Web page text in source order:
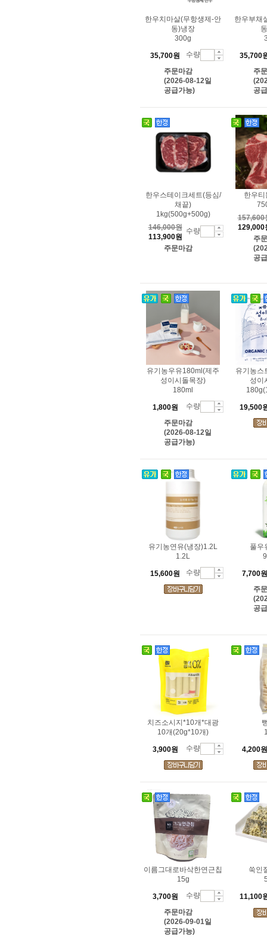
한우치마살(무항생제-안
동)냉장
300g
35,700원
수량
주문마감
(2026-08-12일
공급가능)
한우부채
35,700
주
공
한우스테이크세트(등심/
채끝)
1kg(500g+500g)
146,000원
113,900원
수량
주문마감
한우
157,600
129,000
주
공
유기농우유180ml(제주
성이시돌목장)
180ml
1,800원
수량
주문마감
(2026-08-12일
공급가능)
유기농스
성이
19,500
유기농연유(냉장)1.2L
1.2L
15,600원 수량
풀우
7,700원
주
공
치즈소시지*10개*대광
10개(20g*10개)
3,900원 수량 4,200원
이름그대로바삭한연근칩
15g
3,700원
수량
주문마감
(2026-09-01일
공급가능)
쑥인
11,100